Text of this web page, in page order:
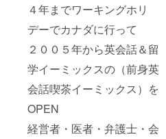
４年までワーキングホリ
デーでカナダに行って
２００５年から英会話＆留
学イーミックスの（前身英
会話喫茶イーミックス）を
OPEN
経営者・医者・弁護士・会